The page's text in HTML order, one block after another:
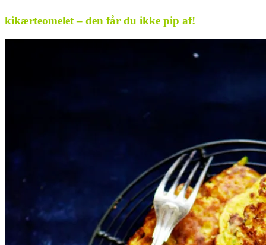
kikærteomelet – den får du ikke pip af!